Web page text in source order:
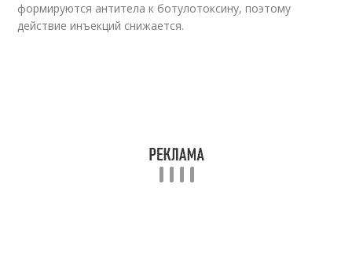
формируются антитела к ботулотоксину, поэтому
действие инъекций снижается.